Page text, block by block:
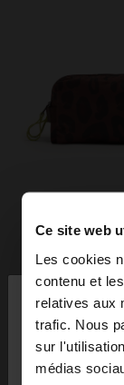
Ce site web
Les cookies
contenu et
relatives aux
trafic. Nous
sur
médias
bonjour
Vous
parcourir